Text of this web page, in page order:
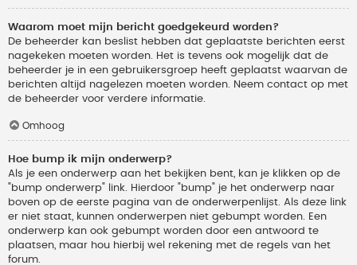
Waarom moet mijn bericht goedgekeurd worden?
De beheerder kan beslist hebben dat geplaatste berichten eerst
nagekeken moeten worden. Het is tevens ook mogelijk dat de
beheerder je in een gebruikersgroep heeft geplaatst waarvan de
berichten altijd nagelezen moeten worden. Neem contact op met
de beheerder voor verdere informatie.
Omhoog
Hoe bump ik mijn onderwerp?
Als je een onderwerp aan het bekijken bent, kan je klikken op de
"bump onderwerp" link. Hierdoor "bump" je het onderwerp naar
boven op de eerste pagina van de onderwerpenlijst. Als deze link
er niet staat, kunnen onderwerpen niet gebumpt worden. Een
onderwerp kan ook gebumpt worden door een antwoord te
plaatsen, maar hou hierbij wel rekening met de regels van het
forum.